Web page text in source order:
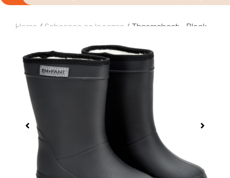
Home / Schoenen en laarzen / Thermoboot – Black